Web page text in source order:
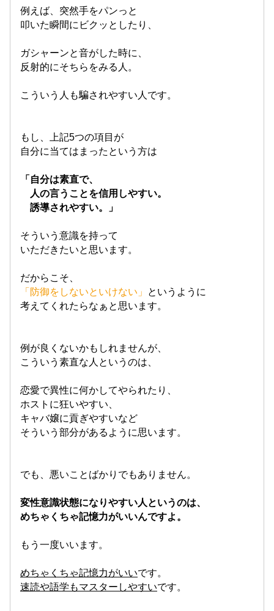
例えば、突然手をパンっと
叩いた瞬間にビクッとしたり、
ガシャーンと音がした時に、
反射的にそちらをみる人。
こういう人も騙されやすい人です。
もし、上記5つの項目が
自分に当てはまったという方は
「自分は素直で、
人の言うことを信用しやすい。
誘導されやすい。」
そういう意識を持って
いただきたいと思います。
だからこそ、
「防御をしないといけない」
というように
考えてくれたらなぁと思います。
例が良くないかもしれませんが、
こういう素直な人というのは、
恋愛で異性に何かしてやられたり、
ホストに狂いやすい、
キャバ嬢に貢ぎやすいなど
そういう部分があるように思います。
でも、悪いことばかりでもありません。
変性意識状態になりやすい人というのは、
めちゃくちゃ記憶力がいいんですよ。
もう一度いいます。
めちゃくちゃ記憶力がいいです。
速読や語学もマスターしやすいです。